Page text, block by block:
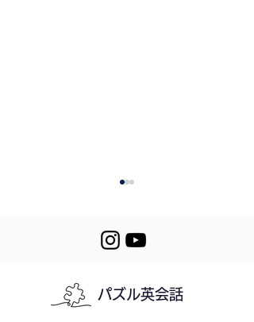
Mini Stories (617-
パズル英会話